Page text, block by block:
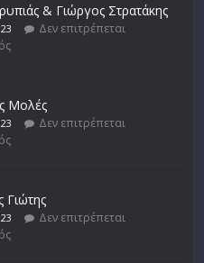
& Γιώργος Στρατάκης
Δεν επιτρέπεται
Μολές
Δεν επιτρέπεται
Γιώτης
Δεν επιτρέπεται